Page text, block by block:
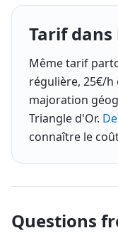
Tarif dans
Même tarif
régulière, 25€/h
majoration
Triangle d'Or.
connaître le
Questions